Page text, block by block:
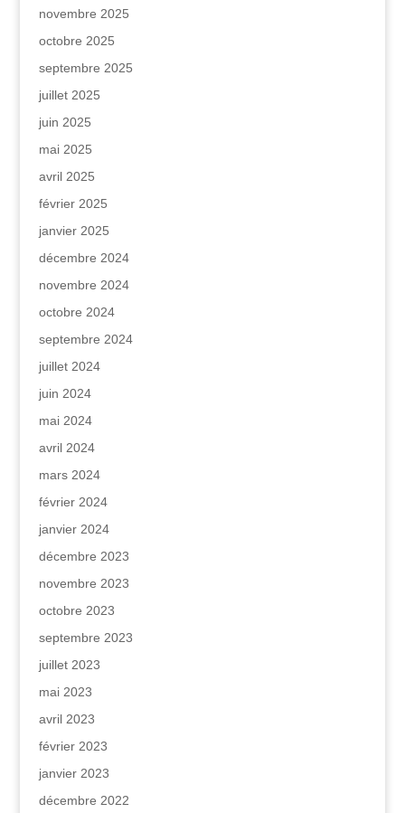
novembre 2025
octobre 2025
septembre 2025
juillet 2025
juin 2025
mai 2025
avril 2025
février 2025
janvier 2025
décembre 2024
novembre 2024
octobre 2024
septembre 2024
juillet 2024
juin 2024
mai 2024
avril 2024
mars 2024
février 2024
janvier 2024
décembre 2023
novembre 2023
octobre 2023
septembre 2023
juillet 2023
mai 2023
avril 2023
février 2023
janvier 2023
décembre 2022